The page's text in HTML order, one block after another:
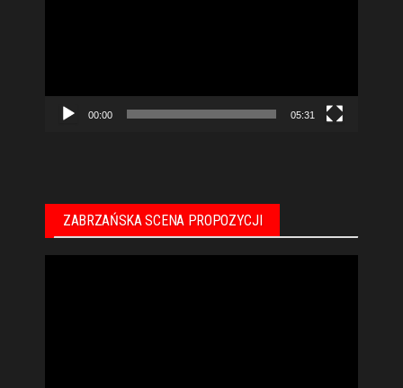
00:00 05:31
ZABRZAŃSKA SCENA PROPOZYCJI